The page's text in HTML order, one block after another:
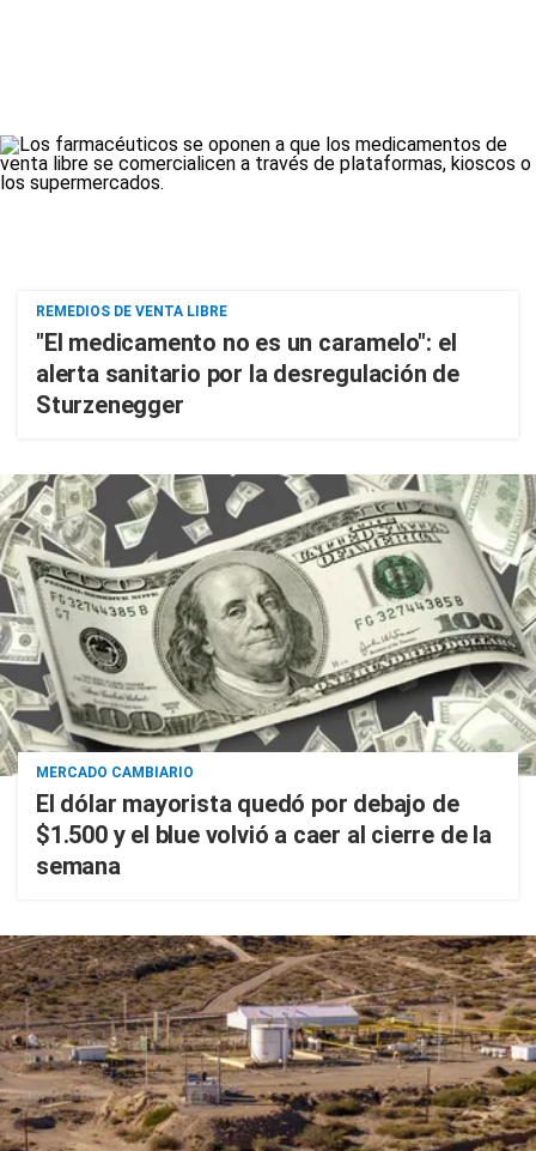
REMEDIOS DE VENTA LIBRE
"El medicamento no es un caramelo": el
alerta sanitario por la desregulación de
Sturzenegger
MERCADO CAMBIARIO
El dólar mayorista quedó por debajo de
$1.500 y el blue volvió a caer al cierre de la
semana